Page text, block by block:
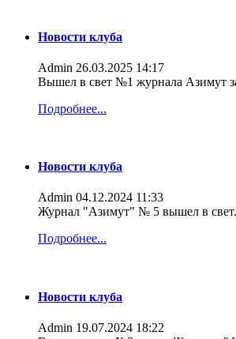
Новости клуба
Admin 26.03.2025 14:17
Вышел в свет №1 журнала Азимут
Подробнее...
Новости клуба
Admin 04.12.2024 11:33
Журнал "Азимут" № 5 вышел в
Подробнее...
Новости клуба
Admin 19.07.2024 18:22